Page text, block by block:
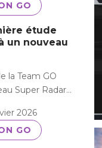
GO
étude
un nouveau
la Team GO
Super Radar…
2026
GO